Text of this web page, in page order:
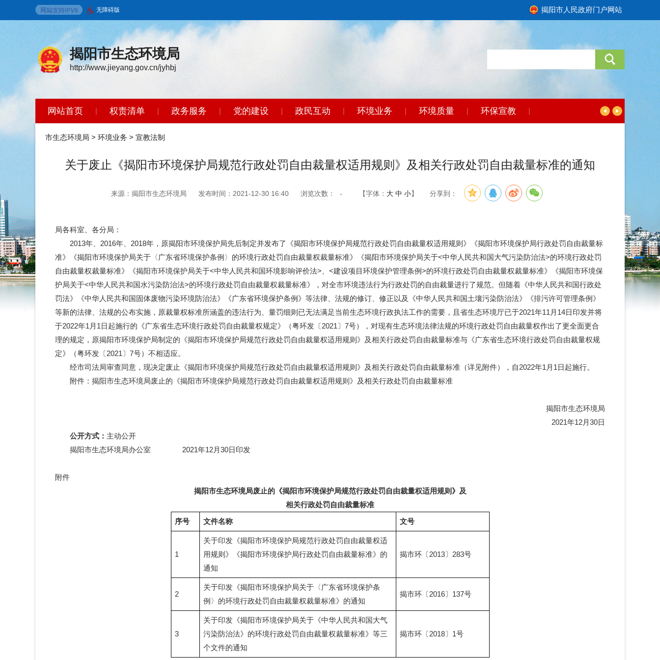
无障碍版 揭阳市人民政府门户网站
揭阳市生态环境局
http://www.jieyang.gov.cn/jyhbj
网站首页 | 权责清单 | 政务服务 | 党的建设 | 政民互动 | 环境业务 | 环境质量 | 环保宣教 |
环境保护标准 | 政策法规
市生态环境局 > 环境业务 > 宣教法制
关于废止《揭阳市环境保护局规范行政处罚自由裁量权适用规则》及相关行政处罚自由裁量标准的通知
来源：揭阳市生态环境局 发布时间：2021-12-30 16:40 浏览次数： - 【字体： 大 中 小】 分享到：
局各科室、各分局：
2013年、2016年、2018年，原揭阳市环境保护局先后制定并发布了《揭阳市环境保护局规范行政处罚自由裁量权适用规则》《揭阳市环境保护局行政处罚自由裁量标
准》《揭阳市环境保护局关于〈广东省环境保护条例〉的环境行政处罚自由裁量权裁量标准》《揭阳市环境保护局关于<中华人民共和国大气污染防治法>的环境行政处罚
自由裁量权裁量标准》《揭阳市环境保护局关于<中华人民共和国环境影响评价法>、<建设项目环境保护管理条例>的环境行政处罚自由裁量权裁量标准》《揭阳市环境保
护局关于<中华人民共和国水污染防治法>的环境行政处罚自由裁量权裁量标准》，对全市环境违法行为行政处罚的自由裁量进行了规范。但随着《中华人民共和国行政处
罚法》《中华人民共和国固体废物污染环境防治法》《广东省环境保护条例》等法律、法规的修订、修正以及《中华人民共和国土壤污染防治法》《排污许可管理条例》
等新的法律、法规的公布实施，原裁量权标准所涵盖的违法行为、量罚细则已无法满足当前生态环境行政执法工作的需要，且省生态环境厅已于2021年11月14日印发并将
于2022年1月1日起施行的《广东省生态环境行政处罚自由裁量权规定》（粤环发〔2021〕7号），对现有生态环境法律法规的环境行政处罚自由裁量权作出了更全面更合
理的规定，原揭阳市环境保护局制定的《揭阳市环境保护局规范行政处罚自由裁量权适用规则》及相关行政处罚自由裁量标准与《广东省生态环境行政处罚自由裁量权规
定》（粤环发〔2021〕7号）不相适应。
经市司法局审查同意，现决定废止《揭阳市环境保护局规范行政处罚自由裁量权适用规则》及相关行政处罚自由裁量标准（详见附件），自2022年1月1日起施行。
附件：揭阳市生态环境局废止的《揭阳市环境保护局规范行政处罚自由裁量权适用规则》及相关行政处罚自由裁量标准
揭阳市生态环境局
2021年12月30日
公开方式： 主动公开
揭阳市生态环境局办公室 2021年12月30日印发
附件
揭阳市生态环境局废止的《揭阳市环境保护局规范行政处罚自由裁量权适用规则》及
相关行政处罚自由裁量标准
序号
文件名称 文号
1
关于印发《揭阳市环境保护局规范行政处罚自由裁量权适
用规则》《揭阳市环境保护局行政处罚自由裁量标准》的
通知
揭市环〔2013〕283号
2
关于印发《揭阳市环境保护局关于〈广东省环境保护条
例〉的环境行政处罚自由裁量权裁量标准》的通知
揭市环〔2016〕137号
3
关于印发《揭阳市环境保护局关于《中华人民共和国大气
污染防治法》的环境行政处罚自由裁量权裁量标准》等三
个文件的通知
揭市环〔2018〕1号